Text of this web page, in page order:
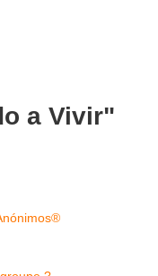
a Vivir"